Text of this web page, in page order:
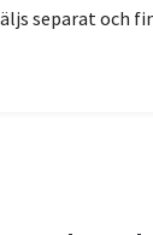
separat och